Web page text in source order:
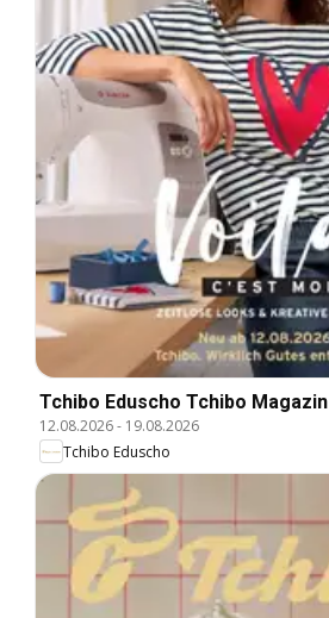
Tchibo Eduscho Tchibo Magazin
12.08.2026- 19.08.2026
Tchibo Eduscho